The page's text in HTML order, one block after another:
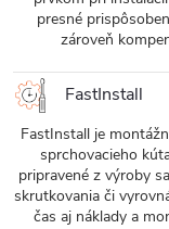
presné
zároveň
FastInstall
FastInstall je
sprchovacieho
pripravené z výroby
skrutkovania či
čas aj náklady a